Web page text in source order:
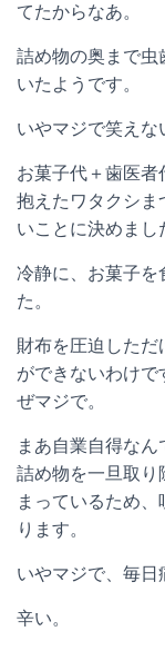
てたからなあ。
詰め物の奥まで虫
いたようです。
いやマジで笑えな
お菓子代＋歯医
抱えたワタクシま
いことに決めまし
冷静に、お菓子を
た。
財布を圧迫しただ
ができないわけ
ぜマジで。
まあ自業自得な
詰め物を一旦取り
まっているため
ります。
いやマジで、毎日
辛い。